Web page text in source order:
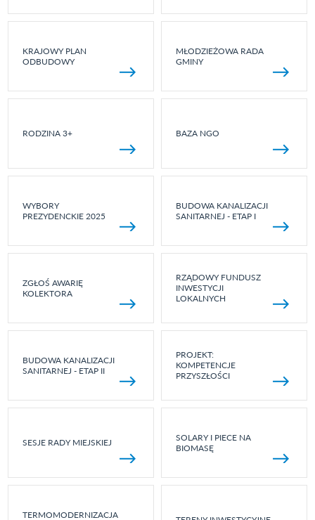
KRAJOWY PLAN
ODBUDOWY
MŁODZIEŻOWA RADA
GMINY
RODZINA 3+ BAZA NGO
WYBORY
PREZYDENCKIE 2025
BUDOWA KANALIZACJI
SANITARNEJ - ETAP I
ZGŁOŚ AWARIĘ
KOLEKTORA
RZĄDOWY FUNDUSZ
INWESTYCJI
LOKALNYCH
BUDOWA KANALIZACJI
SANITARNEJ - ETAP II
PROJEKT:
KOMPETENCJE
PRZYSZŁOŚCI
SESJE RADY MIEJSKIEJ
SOLARY I PIECE NA
BIOMASĘ
TERMOMODERNIZACJA